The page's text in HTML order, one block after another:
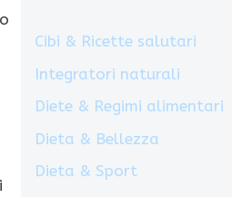
Cibi & Ricette salutari
Integratori naturali
Diete & Regimi alimentari
Dieta & Bellezza
Dieta & Sport